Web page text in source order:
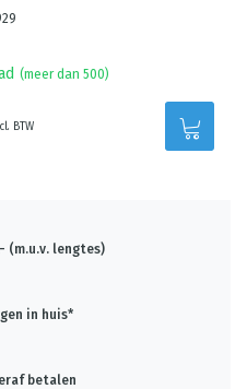
(meer dan 500)
BTW
(m.u.v. lengtes)
in huis*
betalen